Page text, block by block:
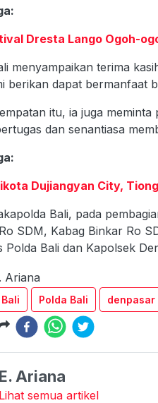
Dresta Lango Ogoh-
menyampaikan terima
berikan dapat bermanfaat
itu, ia juga
dan senantiasa
Dujiangyan City,
Bali, pada
SDM, Kabag Binkar Ro
Polda Bali dan Kapolsek
Ariana
Bali Polda Bali denpasar
E. Ariana
Lihat semua artikel